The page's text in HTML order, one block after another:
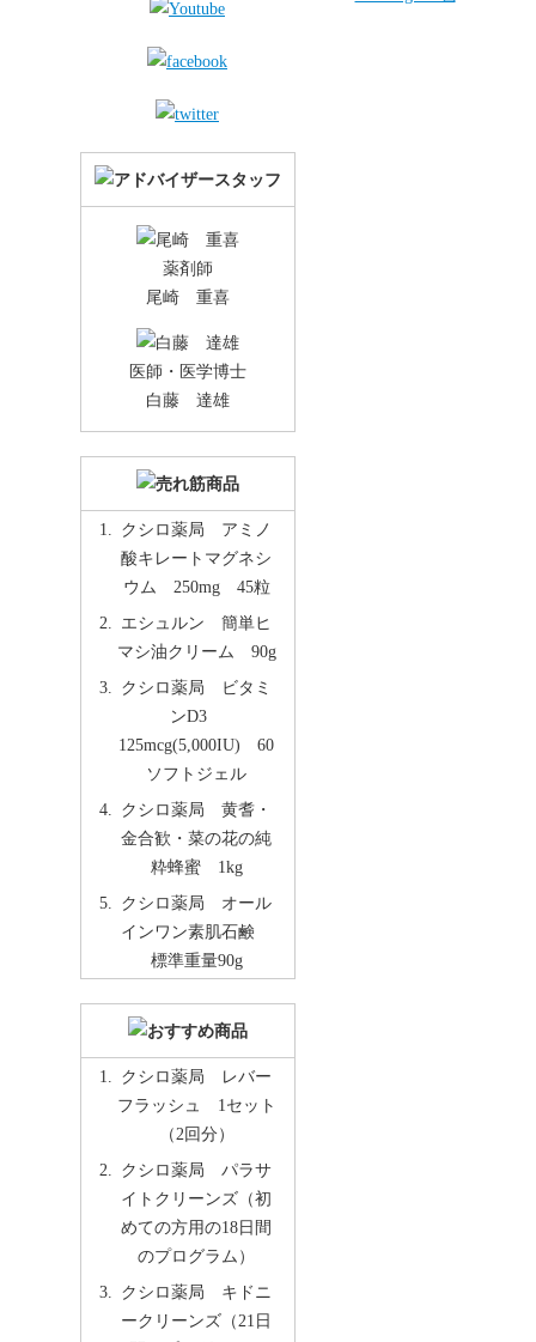
薬剤師
尾崎 重喜
医師・医学博士
白藤 達雄
クシロ薬局 アミノ
酸キレートマグネシ
ウム 250mg 45粒
エシュルン 簡単ヒ
マシ油クリーム 90g
クシロ薬局 ビタミ
ンD3
125mcg(5,000IU) 60
ソフトジェル
クシロ薬局 黄耆・
金合歓・菜の花の純
粋蜂蜜 1kg
クシロ薬局 オール
インワン素肌石鹸
標準重量90g
クシロ薬局 レバー
フラッシュ 1セット
（2回分）
クシロ薬局 パラサ
イトクリーンズ（初
めての方用の18日間
のプログラム）
クシロ薬局 キドニ
ークリーンズ（21日